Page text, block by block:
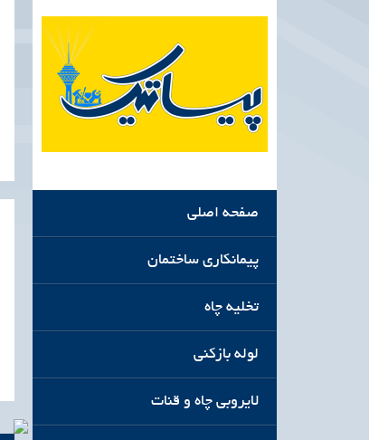
صفحه اصلی
پیمانکاری ساختمان
تخلیه چاه
لوله بازکنی
لایروبی چاه و قنات